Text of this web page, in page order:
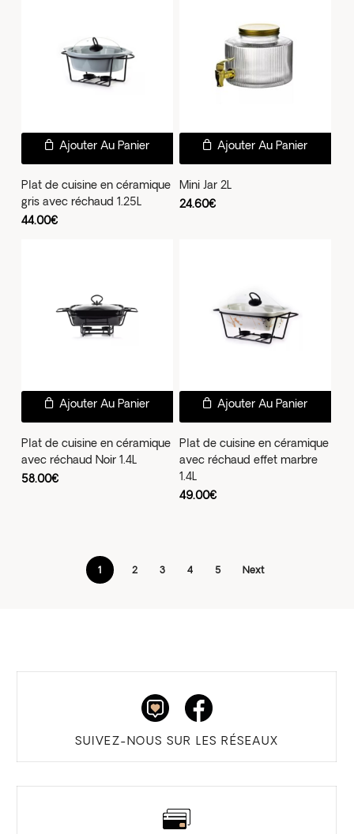
Ajouter Au Panier
Plat de cuisine en céramique
gris avec réchaud 1.25L
44.00€
Ajouter Au Panier
Mini Jar 2L
24.60€
Ajouter Au Panier
Plat de cuisine en céramique
avec réchaud Noir 1.4L
58.00€
Ajouter Au Panier
Plat de cuisine en céramique
avec réchaud effet marbre
1.4L
49.00€
1 2 3 4 5 Next
SUIVEZ-NOUS SUR LES RÉSEAUX